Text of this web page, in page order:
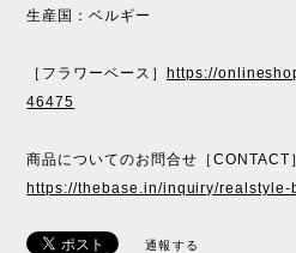
生産国：ベルギー
［フラワーベース］
https://
46475
商品についてのお問合せ［CONTACT］
https://thebase.in/inquiry/realstyle-
通報する